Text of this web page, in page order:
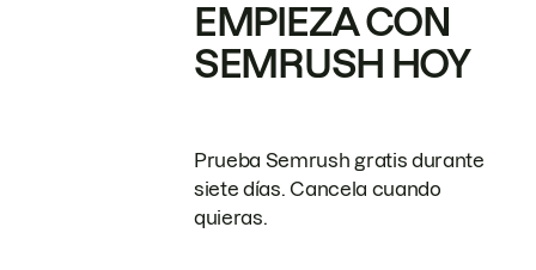
EMPIEZA CON
SEMRUSH HOY
Prueba Semrush gratis durante
siete días. Cancela cuando
quieras.